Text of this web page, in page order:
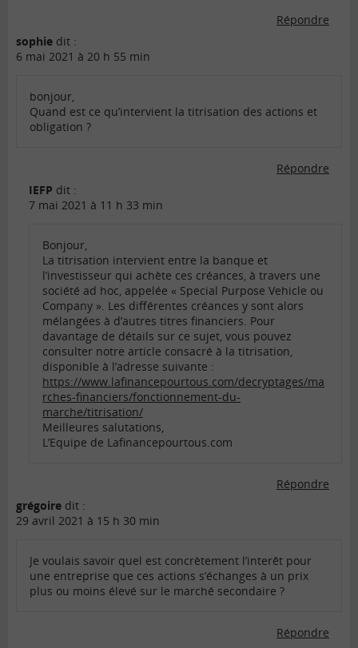
Répondre
sophie dit :
6 mai 2021 à 20 h 55 min
bonjour,
Quand est ce qu’intervient la titrisation des actions et
obligation ?
Répondre
IEFP dit :
7 mai 2021 à 11 h 33 min
Bonjour,
La titrisation intervient entre la banque et
l’investisseur qui achète ces créances, à travers une
société ad hoc, appelée « Special Purpose Vehicle ou
Company ». Les différentes créances y sont alors
mélangées à d’autres titres financiers. Pour
davantage de détails sur ce sujet, vous pouvez
consulter notre article consacré à la titrisation,
disponible à l’adresse suivante :
https://www.lafinancepourtous.com/decryptages/ma
rches-financiers/fonctionnement-du-
marche/titrisation/
Meilleures salutations,
L’Equipe de Lafinancepourtous.com
Répondre
grégoire dit :
29 avril 2021 à 15 h 30 min
Je voulais savoir quel est concrètement l’interêt pour
une entreprise que ces actions s’échanges à un prix
plus ou moins élevé sur le marché secondaire ?
Répondre